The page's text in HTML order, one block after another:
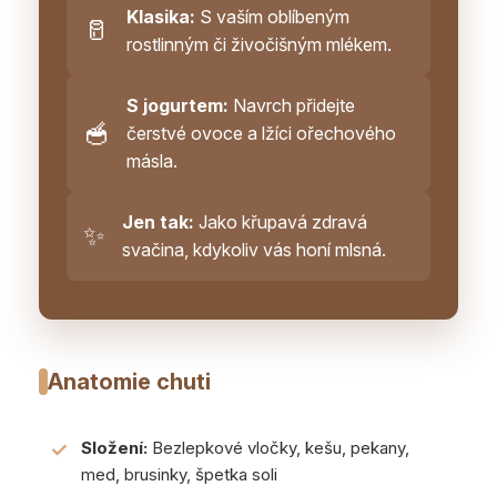
🥛 Klasika: S vaším oblíbeným
rostlinným či živočišným mlékem.
🥣
S jogurtem: Navrch přidejte
čerstvé ovoce a lžíci ořechového
másla.
✨ Jen tak: Jako křupavá zdravá
svačina, kdykoliv vás honí mlsná.
Anatomie chuti
✓ Složení: Bezlepkové vločky, kešu, pekany,
med, brusinky, špetka soli